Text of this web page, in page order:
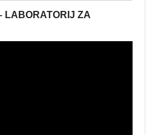
LABORATORIJ ZA